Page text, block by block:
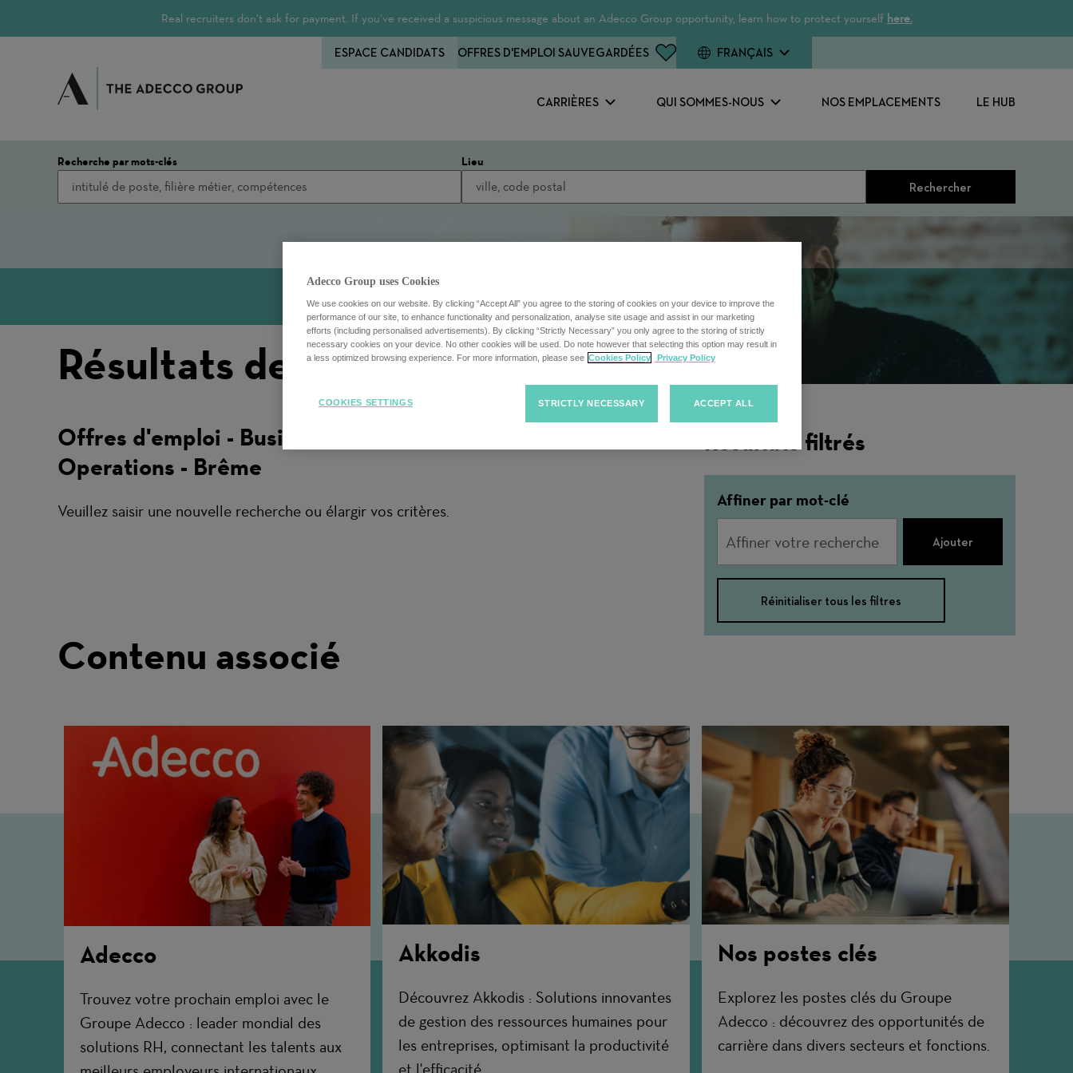
Real recruiters don’t ask for payment. If you’ve received a suspicious message about an Adecco Group opportunity, learn how to protect yourself here.
CARRIÈRES QUI SOMMES-NOUS NOS EMPLACEMENTS LE HUB
ESPACE CANDIDATS OFFRES D'EMPLOI SAUVEGARDÉES FRANÇAIS
Recherche par mots-clés Lieu
Rechercher
Résultats de recherche
Offres d'emploi - Business
Operations - Brême
Veuillez saisir une nouvelle recherche ou élargir vos critères.
Résultats filtrés
Affiner par mot-clé
Ajouter
Réinitialiser tous les filtres
Contenu associé
Adecco
Trouvez votre prochain emploi avec le
Groupe Adecco : leader mondial des
solutions RH, connectant les talents aux
Akkodis
Découvrez Akkodis : Solutions innovantes
de gestion des ressources humaines pour
les entreprises, optimisant la productivité
Nos postes clés
Explorez les postes clés du Groupe
Adecco : découvrez des opportunités de
carrière dans divers secteurs et fonctions.
Adecco Group uses Cookies
We use cookies on our website. By clicking “Accept All” you agree to the storing of cookies on your device to improve the
performance of our site, to enhance functionality and personalization, analyse site usage and assist in our marketing
efforts (including personalised advertisements). By clicking “Strictly Necessary” you only agree to the storing of strictly
necessary cookies on your device. No other cookies will be used. Do note however that selecting this option may result in
a less optimized browsing experience. For more information, please see Cookies Policy Privacy Policy
STRICTLY NECESSARY ACCEPT ALL
COOKIES SETTINGS